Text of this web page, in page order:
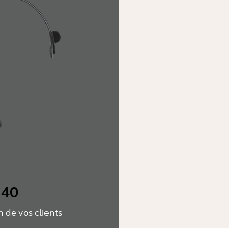
de vos clients